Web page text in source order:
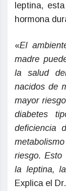
leptina,
hormona
«El
madre
la salud
nacidos de
mayor
diabetes
deficiencia
riesgo. Esto
la leptina,
Explica el